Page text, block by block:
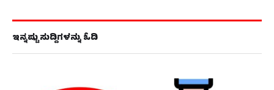
ಇನ್ನಷ್ಟು ಸುದ್ದಿಗಳನ್ನು ಓದಿ